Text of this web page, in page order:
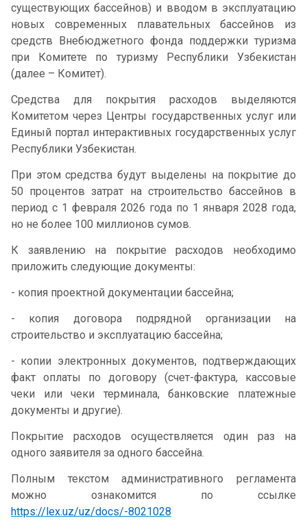
существующих бассейнов) и вводом в эксплуатацию
новых современных плавательных бассейнов из
средств Внебюджетного фонда поддержки туризма
при Комитете по туризму Республики Узбекистан
(далее – Комитет).
Средства для покрытия расходов выделяются
Комитетом через Центры государственных услуг или
Единый портал интерактивных государственных услуг
Республики Узбекистан.
При этом средства будут выделены на покрытие до
50 процентов затрат на строительство бассейнов в
период с 1 февраля 2026 года по 1 января 2028 года,
но не более 100 миллионов сумов.
К заявлению на покрытие расходов необходимо
приложить следующие документы:
- копия проектной документации бассейна;
- копия договора подрядной организации на
строительство и эксплуатацию бассейна;
- копии электронных документов, подтверждающих
факт оплаты по договору (счет-фактура, кассовые
чеки или чеки терминала, банковские платежные
документы и другие).
Покрытие расходов осуществляется один раз на
одного заявителя за одного бассейна.
Полным текстом административного регламента
можно ознакомится по ссылке
https://lex.uz/uz/docs/-8021028